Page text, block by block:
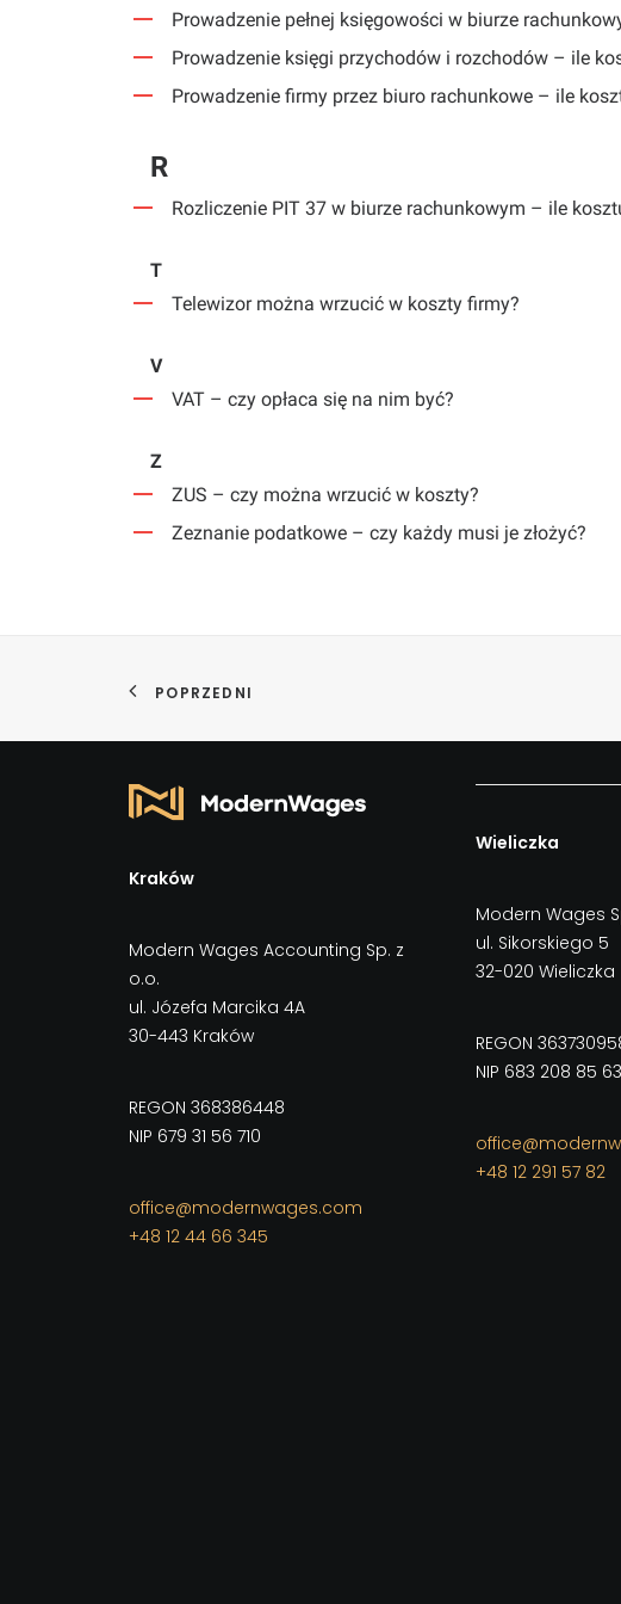
Prowadzenie pełnej księgowości w biurze
Prowadzenie księgi przychodów i rozchodów – ile
Prowadzenie firmy przez biuro rachunkowe – ile
R
Rozliczenie PIT 37 w biurze rachunkowym – ile
T
Telewizor można wrzucić w koszty firmy?
V
VAT – czy opłaca się na nim być?
Z
ZUS – czy można wrzucić w koszty?
Zeznanie podatkowe – czy każdy musi je złożyć?
POPRZEDNI
Kraków
Modern Wages Accounting Sp. z
o.o.
ul. Józefa Marcika 4A
30-443 Kraków
REGON 368386448
NIP 679 31 56 710
office@modernwages.com
+48 12 44 66 345
Wieliczka
Modern Wages
ul. Sikorskiego 5
32-020 Wieliczka
REGON
NIP 683 208 85 63
+48 12 291 57 82